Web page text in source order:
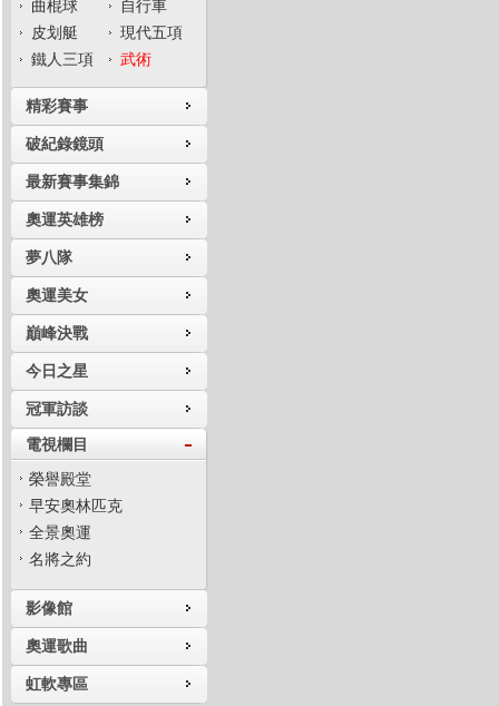
曲棍球
自行車
皮划艇
現代五項
鐵人三項
武術
精彩賽事
破紀錄鏡頭
最新賽事集錦
奧運英雄榜
夢八隊
奧運美女
巔峰決戰
今日之星
冠軍訪談
電視欄目
榮譽殿堂
早安奧林匹克
全景奧運
名將之約
影像館
奧運歌曲
虹軟專區